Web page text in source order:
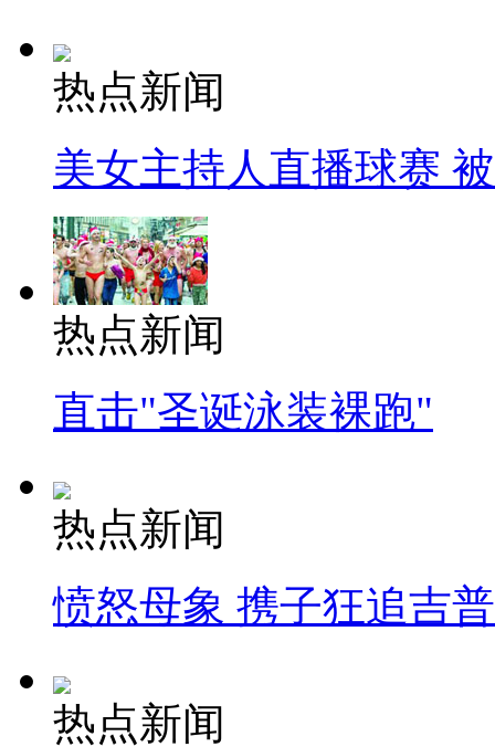
热点新闻
美女主持人直播球赛
热点新闻
直击"圣诞泳装裸跑"
热点新闻
愤怒母象 携子狂追吉
热点新闻